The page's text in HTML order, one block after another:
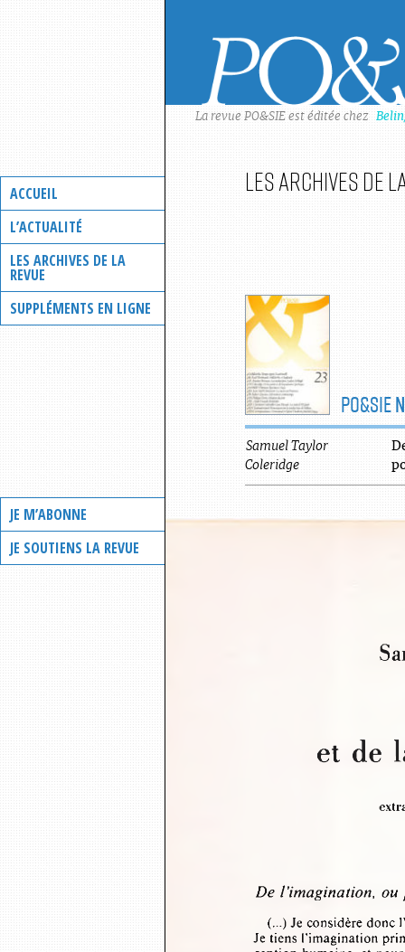
ACCUEIL
L’ACTUALITÉ
LES ARCHIVES DE LA
REVUE
SUPPLÉMENTS EN LIGNE
JE M’ABONNE
JE SOUTIENS LA REVUE
La revue PO&SIE est éditée chez
Les archives de
PO&SIE
Samuel Taylor
Coleridge
et  de
De l ’imagination,
(...) Je considère
Je tiens l’imagination